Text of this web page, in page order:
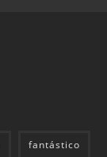
fantástico